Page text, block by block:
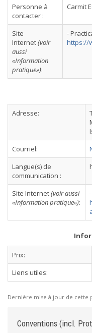
Personne à
contacter :
Carmit
Site
Internet(voir
aussi
«Information
pratique»):
-
https://
Adresse:
Courriel:
Langue(s) de
communication :
Site Internet(voir aussi
«Information pratique»):
Prix:
Liens utiles:
Dernière mise à jour de cette
Conventions (incl.